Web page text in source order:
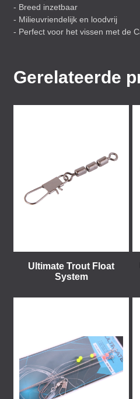
- Breed inzetbaar
- Milieuvriendelijk en loodvrij
- Perfect voor het vissen met de
Gerelateerde
Ultimate Trout Float
System